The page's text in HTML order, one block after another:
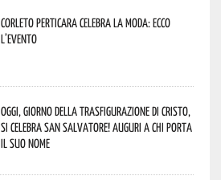
Corleto Perticara celebra la moda: ecco
l’evento
Oggi, giorno della Trasfigurazione di Cristo,
si celebra San Salvatore! Auguri a chi porta
il suo nome